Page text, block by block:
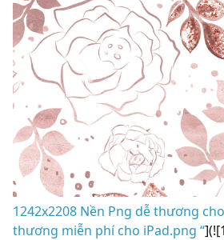
1242x2208 Nền Png dễ thương
thương miễn phí cho iPad.png “